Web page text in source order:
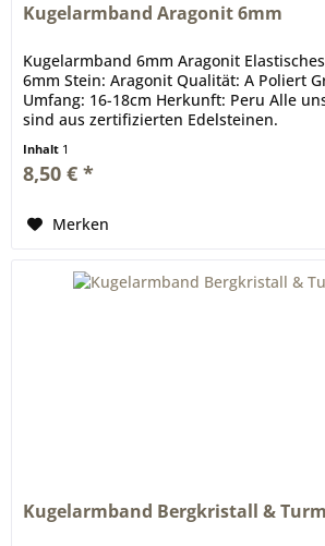
Kugelarmband Aragonit 6mm
Kugelarmband 6mm Aragonit
6mm Stein: Aragonit Qualität: A Poliert
Umfang: 16-18cm Herkunft: Peru Alle
sind aus zertifizierten Edelsteinen.
Inhalt 1
8,50 € *
Merken
Kugelarmband Bergkristall &